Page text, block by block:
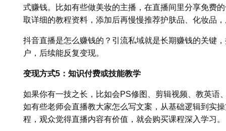
式赚钱。比如有些做美妆的主播，在直播间里分享免费
取详细的教程资料，添加后再慢慢推荐护肤品、化妆品
抖音直播是怎么赚钱的？引流私域就是长期赚钱的关键
户，后续能反复变现。
变现方式5：知识付费或技能教学
如果你有一技之长，比如会PS修图、剪辑视频、教英语
如有些老师会直播教大家怎么写文案，从基础逻辑到实
程，观众觉得直播内容有价值，就会购买课程深入学习。